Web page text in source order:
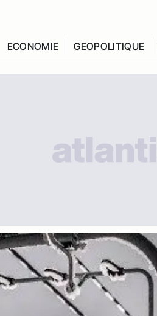
ECONOMIE GEOPOLITIQUE